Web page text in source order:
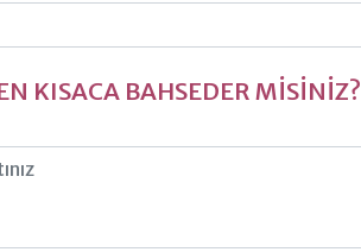
KISACA BAHSEDER MİSİNİZ?